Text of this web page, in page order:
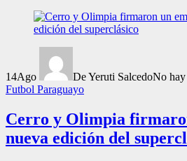
14Ago De Yeruti SalcedoNo hay
Futbol Paraguayo
Cerro y Olimpia
nueva edición del